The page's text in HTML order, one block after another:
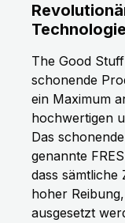
Technologie
The Good
schonende
ein Maximum
hochwertigen
Das
genannte
dass
hoher
ausgesetzt